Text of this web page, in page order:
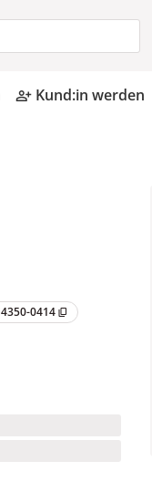
person_add_alt Kund:in werden
0414 content_copy